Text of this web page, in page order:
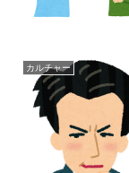
カルチャー